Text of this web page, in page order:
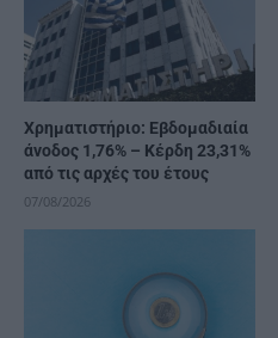
Χρηματιστήριο: Εβδομαδιαία
άνοδος 1,76% – Κέρδη 23,31%
από τις αρχές του έτους
07/08/2026